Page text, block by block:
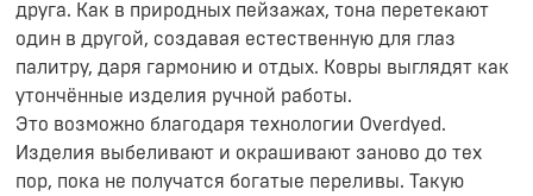
друга. Как в природных пейзажах, тона перетекают
один в другой, создавая естественную для глаз
палитру, даря гармонию и отдых. Ковры выглядят как
утончённые изделия ручной работы.
Это возможно благодаря технологии Overdyed.
Изделия выбеливают и окрашивают заново до тех
пор, пока не получатся богатые переливы. Такую